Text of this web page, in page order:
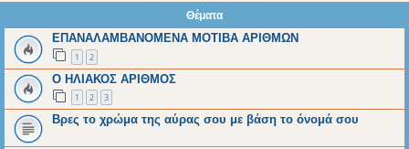
Θέματα
ΕΠΑΝΑΛΑΜΒΑΝΟΜΕΝΑ ΜΟΤΙΒΑ ΑΡΙΘΜΩΝ
1 2
Ο ΗΛΙΑΚΟΣ ΑΡΙΘΜΟΣ
1 2 3
Βρες το χρώμα της αύρας σου με βάση το όνομά σου